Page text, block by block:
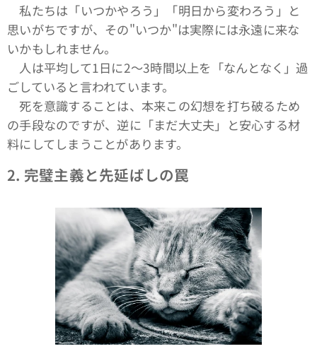
私たちは「いつかやろう」「明日から変わろう」と
思いがちですが、その"いつか"は実際には永遠に来な
いかもしれません。
人は平均して1日に2〜3時間以上を「なんとなく」過
ごしていると言われています。
死を意識することは、本来この幻想を打ち破るため
の手段なのですが、逆に「まだ大丈夫」と安心する材
料にしてしまうことがあります。
2. 完璧主義と先延ばしの罠